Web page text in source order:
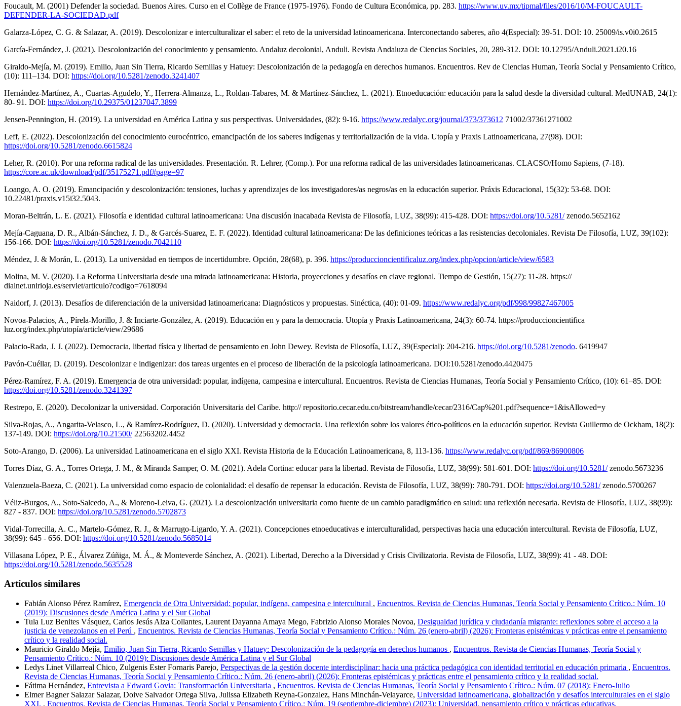
Foucault, M. (2001) Defender la sociedad. Buenos Aires. Curso en el Collège de France (1975-1976). Fondo de Cultura Económica, pp. 283. https://www.uv.mx/tipmal/files/2016/10/M-FOUCAULT-
DEFENDER-LA-SOCIEDAD.pdf
Galarza-López, C. G. & Salazar, A. (2019). Descolonizar e interculturalizar el saber: el reto de la universidad latinoamericana. Interconectando saberes, año 4(Especial): 39-51. DOI: 10. 25009/is.v0i0.2615
García-Fernández, J. (2021). Descolonización del conocimiento y pensamiento. Andaluz decolonial, Anduli. Revista Andaluza de Ciencias Sociales, 20, 289-312. DOI: 10.12795/Anduli.2021.i20.16
Giraldo-Mejía, M. (2019). Emilio, Juan Sin Tierra, Ricardo Semillas y Hatuey: Descolonización de la pedagogía en derechos humanos. Encuentros. Rev de Ciencias Human, Teoría Social y Pensamiento Crítico,
(10): 111–134. DOI: https://doi.org/10.5281/zenodo.3241407
Hernández-Martínez, A., Cuartas-Agudelo, Y., Herrera-Almanza, L., Roldan-Tabares, M. & Martínez-Sánchez, L. (2021). Etnoeducación: educación para la salud desde la diversidad cultural. MedUNAB, 24(1):
80- 91. DOI: https://doi.org/10.29375/01237047.3899
Jensen-Pennington, H. (2019). La universidad en América Latina y sus perspectivas. Universidades, (82): 9-16. https://www.redalyc.org/journal/373/373612 71002/37361271002
Leff, E. (2022). Descolonización del conocimiento eurocéntrico, emancipación de los saberes indígenas y territorialización de la vida. Utopía y Praxis Latinoamericana, 27(98). DOI:
https://doi.org/10.5281/zenodo.6615824
Leher, R. (2010). Por una reforma radical de las universidades. Presentación. R. Lehrer, (Comp.). Por una reforma radical de las universidades latinoamericanas. CLACSO/Homo Sapiens, (7-18).
https://core.ac.uk/download/pdf/35175271.pdf#page=97
Loango, A. O. (2019). Emancipación y descolonización: tensiones, luchas y aprendizajes de los investigadores/as negros/as en la educación superior. Práxis Educacional, 15(32): 53-68. DOI:
10.22481/praxis.v15i32.5043.
Moran-Beltrán, L. E. (2021). Filosofía e identidad cultural latinoamericana: Una discusión inacabada Revista de Filosofía, LUZ, 38(99): 415-428. DOI: https://doi.org/10.5281/zenodo.5652162
Mejía-Caguana, D. R., Albán-Sánchez, J. D., & Garcés-Suarez, E. F. (2022). Identidad cultural latinoamericana: De las definiciones teóricas a las resistencias decoloniales. Revista De Filosofía, LUZ, 39(102):
156-166. DOI: https://doi.org/10.5281/zenodo.7042110
Méndez, J. & Morán, L. (2013). La universidad en tiempos de incertidumbre. Opción, 28(68), p. 396. https://produccioncientificaluz.org/index.php/opcion/article/view/6583
Molina, M. V. (2020). La Reforma Universitaria desde una mirada latinoamericana: Historia, proyecciones y desafíos en clave regional. Tiempo de Gestión, 15(27): 11-28. https://
dialnet.unirioja.es/servlet/articulo?codigo=7618094
Naidorf, J. (2013). Desafíos de diferenciación de la universidad latinoamericana: Diagnósticos y propuestas. Sinéctica, (40): 01-09. https://www.redalyc.org/pdf/998/99827467005
Novoa-Palacios, A., Pírela-Morillo, J. & Inciarte-González, A. (2019). Educación en y para la democracia. Utopía y Praxis Latinoamericana, 24(3): 60-74. https://produccioncientifica
luz.org/index.php/utopía/article/view/29686
Palacio-Rada, J. J. (2022). Democracia, libertad física y libertad de pensamiento en John Dewey. Revista de Filosofía, LUZ, 39(Especial): 204-216. https://doi.org/10.5281/zenodo. 6419947
Pavón-Cuéllar, D. (2019). Descolonizar e indigenizar: dos tareas urgentes en el proceso de liberación de la psicología latinoamericana. DOI:10.5281/zenodo.4420475
Pérez-Ramírez, F. A. (2019). Emergencia de otra universidad: popular, indígena, campesina e intercultural. Encuentros. Revista de Ciencias Humanas, Teoría Social y Pensamiento Crítico, (10): 61–85. DOI:
https://doi.org/10.5281/zenodo.3241397
Restrepo, E. (2020). Decolonizar la universidad. Corporación Universitaria del Caribe. http:// repositorio.cecar.edu.co/bitstream/handle/cecar/2316/Cap%201.pdf?sequence=1&isAllowed=y
Silva-Rojas, A., Angarita-Velasco, L., & Ramírez-Rodríguez, D. (2020). Universidad y democracia. Una reflexión sobre los valores ético-políticos en la educación superior. Revista Guillermo de Ockham, 18(2):
137-149. DOI: https://doi.org/10.21500/22563202.4452
Soto-Arango, D. (2006). La universidad Latinoamericana en el siglo XXI. Revista Historia de la Educación Latinoamericana, 8, 113-136. https://www.redalyc.org/pdf/869/86900806
Torres Díaz, G. A., Torres Ortega, J. M., & Miranda Samper, O. M. (2021). Adela Cortina: educar para la libertad. Revista de Filosofía, LUZ, 38(99): 581-601. DOI: https://doi.org/10.5281/zenodo.5673236
Valenzuela-Baeza, C. (2021). La universidad como espacio de colonialidad: el desafío de repensar la educación. Revista de Filosofía, LUZ, 38(99): 780-791. DOI: https://doi.org/10.5281/zenodo.5700267
Véliz-Burgos, A., Soto-Salcedo, A., & Moreno-Leiva, G. (2021). La descolonización universitaria como fuente de un cambio paradigmático en salud: una reflexión necesaria. Revista de Filosofía, LUZ, 38(99):
827 - 837. DOI: https://doi.org/10.5281/zenodo.5702873
Vidal-Torrecilla, A. C., Martelo-Gómez, R. J., & Marrugo-Ligardo, Y. A. (2021). Concepciones etnoeducativas e interculturalidad, perspectivas hacia una educación intercultural. Revista de Filosofía, LUZ,
38(99): 645 - 656. DOI: https://doi.org/10.5281/zenodo.5685014
Villasana López, P. E., Álvarez Zúñiga, M. Á., & Monteverde Sánchez, A. (2021). Libertad, Derecho a la Diversidad y Crisis Civilizatoria. Revista de Filosofía, LUZ, 38(99): 41 - 48. DOI:
https://doi.org/10.5281/zenodo.5635528
Artículos similares
Fabián Alonso Pérez Ramírez, Emergencia de Otra Universidad: popular, indígena, campesina e intercultural , Encuentros. Revista de Ciencias Humanas, Teoría Social y Pensamiento Crítico.: Núm. 10
(2019): Discusiones desde América Latina y el Sur Global
Tula Luz Benites Vásquez, Carlos Jesús Alza Collantes, Laurent Dayanna Amaya Mego, Fabrizio Alonso Morales Novoa, Desigualdad jurídica y ciudadanía migrante: reflexiones sobre el acceso a la
justicia de venezolanos en el Perú , Encuentros. Revista de Ciencias Humanas, Teoría Social y Pensamiento Crítico.: Núm. 26 (enero-abril) (2026): Fronteras epistémicas y prácticas entre el pensamiento
crítico y la realidad social.
Mauricio Giraldo Mejía, Emilio, Juan Sin Tierra, Ricardo Semillas y Hatuey: Descolonización de la pedagogía en derechos humanos , Encuentros. Revista de Ciencias Humanas, Teoría Social y
Pensamiento Crítico.: Núm. 10 (2019): Discusiones desde América Latina y el Sur Global
Ledys Linet Villarreal Chico, Zulgenis Ester Fornaris Parejo, Perspectivas de la gestión docente interdisciplinar: hacia una práctica pedagógica con identidad territorial en educación primaria , Encuentros.
Revista de Ciencias Humanas, Teoría Social y Pensamiento Crítico.: Núm. 26 (enero-abril) (2026): Fronteras epistémicas y prácticas entre el pensamiento crítico y la realidad social.
Fátima Hernández, Entrevista a Edward Govia: Transformación Universitaria , Encuentros. Revista de Ciencias Humanas, Teoría Social y Pensamiento Crítico.: Núm. 07 (2018): Enero-Julio
Elmer Bagner Salazar Salazar, Doive Salvador Ortega Silva, Julissa Elizabeth Reyna-Gonzalez, Hans Minchán-Velayarce, Universidad latinoamericana, globalización y desafíos interculturales en el siglo
XXI. , Encuentros. Revista de Ciencias Humanas, Teoría Social y Pensamiento Crítico.: Núm. 19 (septiembre-diciembre) (2023): Universidad, pensamiento crítico y prácticas educativas.